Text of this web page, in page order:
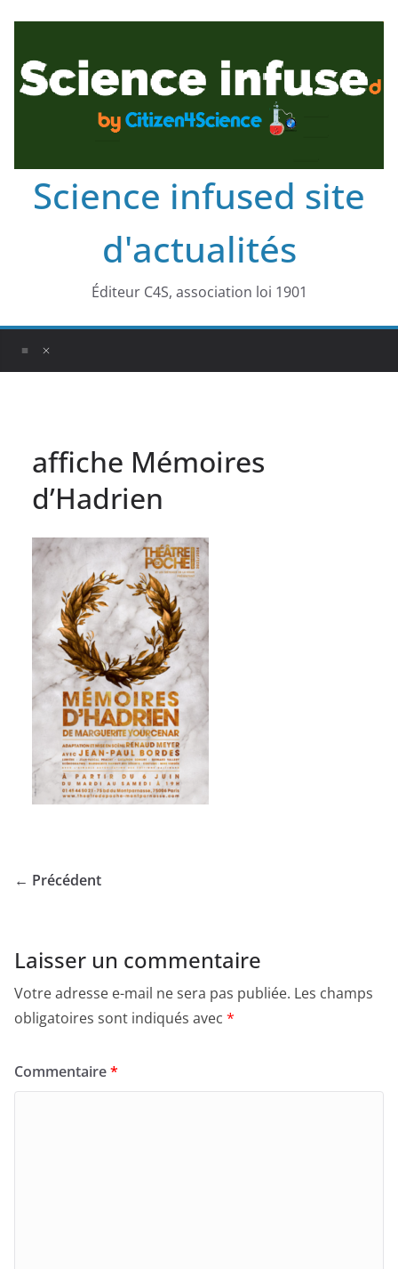
Science infused site
d'actualités
Éditeur C4S, association loi 1901
affiche Mémoires
d’Hadrien
← Précédent
Laisser un commentaire
Votre adresse e-mail ne sera pas publiée. Les champs
obligatoires sont indiqués avec *
Commentaire*